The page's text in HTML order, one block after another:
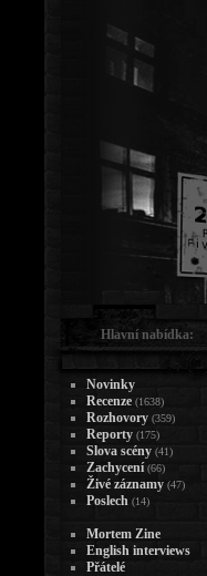
Hlavní nabídka:
Novinky
Recenze (1638)
Rozhovory (359)
Reporty (175)
Slova scény (41)
Zachycení (66)
Živé záznamy (47)
Poslech (14)
Mortem Zine
English interviews
Přátelé